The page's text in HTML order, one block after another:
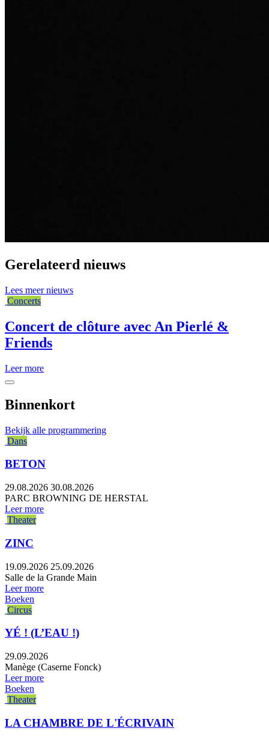
Gerelateerd nieuws
Lees meer nieuws
Concerts
Concert de clôture avec An Pierlé &
Friends
Leer more
Binnenkort
Bekijk alle programmering
Dans
BETON
29.08.2026 30.08.2026
PARC BROWNING DE HERSTAL
Leer more
Theater
ZINC
19.09.2026 25.09.2026
Salle de la Grande Main
Leer more
Boeken
Circus
YÉ ! (L’EAU !)
29.09.2026
Manège (Caserne Fonck)
Leer more
Boeken
Theater
LA CHAMBRE DE L'ÉCRIVAIN